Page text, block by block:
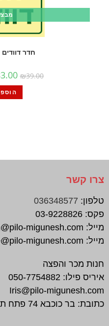
חדר דוודים 30×20 8005
₪39.00
צרו קשר
טלפון: 036348577
פקס: 03-9228826
מייל: migunesh.com
מייל: migunesh.com
חנות מכר והפצה
איריס פילו: 050-7754882
Iris@pilo-migunesh.com
כתובת: בר כוכבא 74 פתח תקווה.